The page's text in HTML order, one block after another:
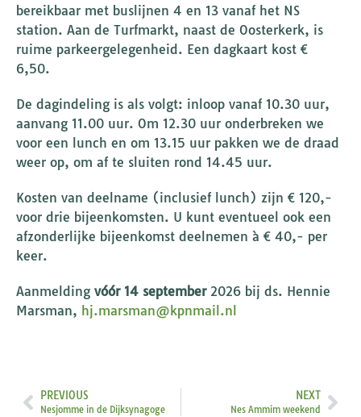
bereikbaar met buslijnen 4 en 13 vanaf het NS
station. Aan de Turfmarkt, naast de Oosterkerk, is
ruime parkeergelegenheid. Een dagkaart kost €
6,50.
De dagindeling is als volgt: inloop vanaf 10.30 uur,
aanvang 11.00 uur. Om 12.30 uur onderbreken we
voor een lunch en om 13.15 uur pakken we de draad
weer op, om af te sluiten rond 14.45 uur.
Kosten van deelname (inclusief lunch) zijn € 120,-
voor drie bijeenkomsten. U kunt eventueel ook een
afzonderlijke bijeenkomst deelnemen à € 40,- per
keer.
Aanmelding vóór 14 september2026 bij ds. Hennie
Marsman, hj.marsman@kpnmail.nl
PREVIOUS
Nesjomme in de Dijksynagoge
NEXT
Nes Ammim weekend